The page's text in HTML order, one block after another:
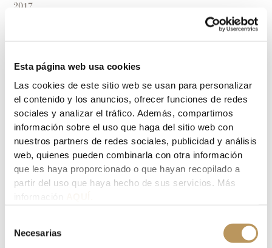
Esta página web usa cookies
Las cookies de este sitio web se usan para personalizar
el contenido y los anuncios, ofrecer funciones de redes
sociales y analizar el tráfico. Además, compartimos
información sobre el uso que haga del sitio web con
nuestros partners de redes sociales, publicidad y análisis
web, quienes pueden combinarla con otra información
que les haya proporcionado o que hayan recopilado a
partir del uso que haya hecho de sus servicios. Más
Necesarias
2017.
Leave a Comment
Your email address will not be published. Required fields
are marked*
Type
here..